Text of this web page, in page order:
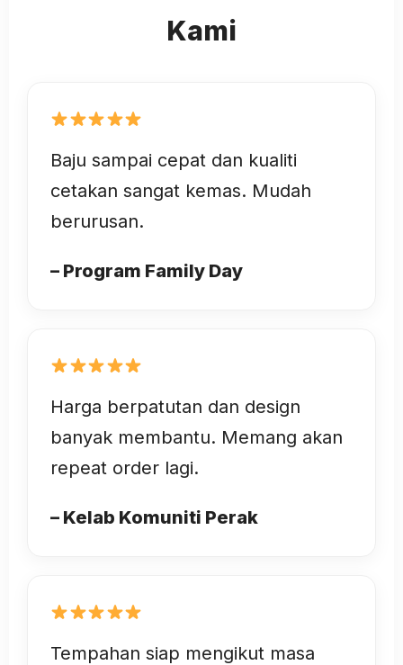
Kami
Baju sampai cepat dan kualiti
cetakan sangat kemas. Mudah
berurusan.
– Program Family Day
Harga berpatutan dan design
banyak membantu. Memang akan
repeat order lagi.
– Kelab Komuniti Perak
Tempahan siap mengikut masa